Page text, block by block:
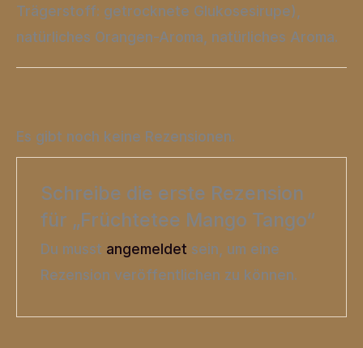
Trägerstoff: getrocknete Glukosesirupe),
natürliches Orangen-Aroma, natürliches Aroma.
Es gibt noch keine Rezensionen.
Schreibe die erste Rezension
für „Früchtetee Mango Tango“
Du musst angemeldet sein, um eine
Rezension veröffentlichen zu können.